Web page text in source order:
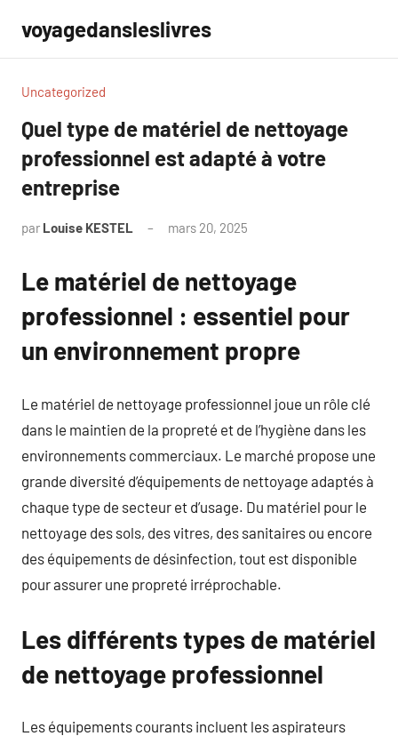
contenu
voyagedansleslivres
Uncategorized
Quel type de matériel de nettoyage
professionnel est adapté à votre
entreprise
par Louise KESTEL mars 20, 2025
Le matériel de nettoyage
professionnel : essentiel pour
un environnement propre
Le matériel de nettoyage professionnel joue un rôle clé
dans le maintien de la propreté et de l’hygiène dans les
environnements commerciaux. Le marché propose une
grande diversité d’équipements de nettoyage adaptés à
chaque type de secteur et d’usage. Du matériel pour le
nettoyage des sols, des vitres, des sanitaires ou encore
des équipements de désinfection, tout est disponible
pour assurer une propreté irréprochable.
Les différents types de matériel
de nettoyage professionnel
Les équipements courants incluent les aspirateurs